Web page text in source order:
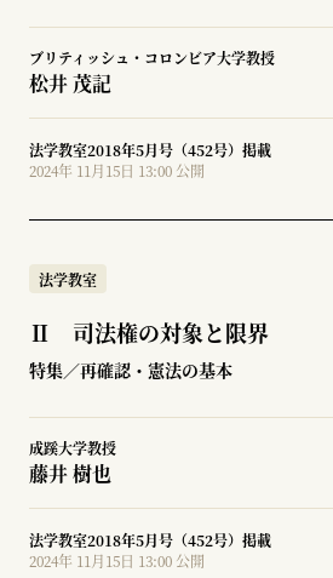
ブリティッシュ・コロンビア大学教授
松井 茂記
法学教室2018年5月号（452号）掲載
2024年 11月15日 13:00 公開
法学教室
Ⅱ 司法権の対象と限界
特集／再確認・憲法の基本
成蹊大学教授
藤井 樹也
法学教室2018年5月号（452号）掲載
2024年 11月15日 13:00 公開